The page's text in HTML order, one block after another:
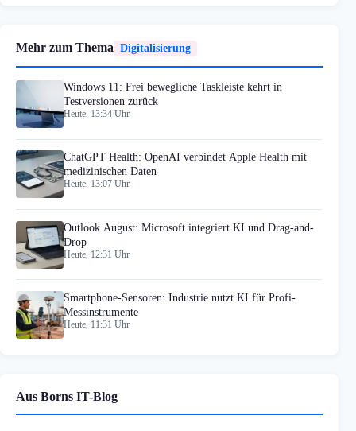
Mehr zum Thema Digitalisierung
Windows 11: Frei bewegliche Taskleiste kehrt in
Testversionen zurück
Heute, 13:34 Uhr
ChatGPT Health: OpenAI verbindet Apple Health mit
medizinischen Daten
Heute, 13:07 Uhr
Outlook August: Microsoft integriert KI und Drag-and-
Drop
Heute, 12:31 Uhr
Smartphone-Sensoren: Industrie nutzt KI für Profi-
Messinstrumente
Heute, 11:31 Uhr
Aus Borns IT-Blog